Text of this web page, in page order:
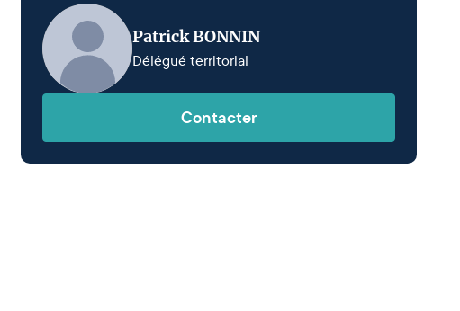
Patrick BONNIN
Délégué territorial
Contacter